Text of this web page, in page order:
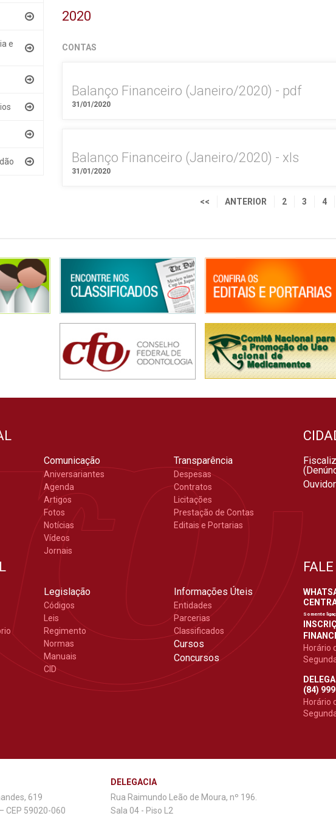
e
2020
CONTAS
Balanço Financeiro (Janeiro/2020) - pdf
31/01/2020
Balanço Financeiro (Janeiro/2020) - xls
31/01/2020
<< ANTERIOR 2 3 4
Comunicação
Aniversariantes
Agenda
Artigos
Fotos
Notícias
Vídeos
Jornais
Transparência
Despesas
Contratos
Licitações
Prestação de Contas
Editais e Portarias
Legislação
Códigos
Leis
Regimento
Normas
Manuais
CID
Informações Úteis
Entidades
Parcerias
Classificados
Cursos
Concursos
Somente
Horário
(84)
Horário
619
CEP 59020-060
DELEGACIA
Rua Raimundo Leão de Moura, nº 196.
Sala 04 - Piso L2